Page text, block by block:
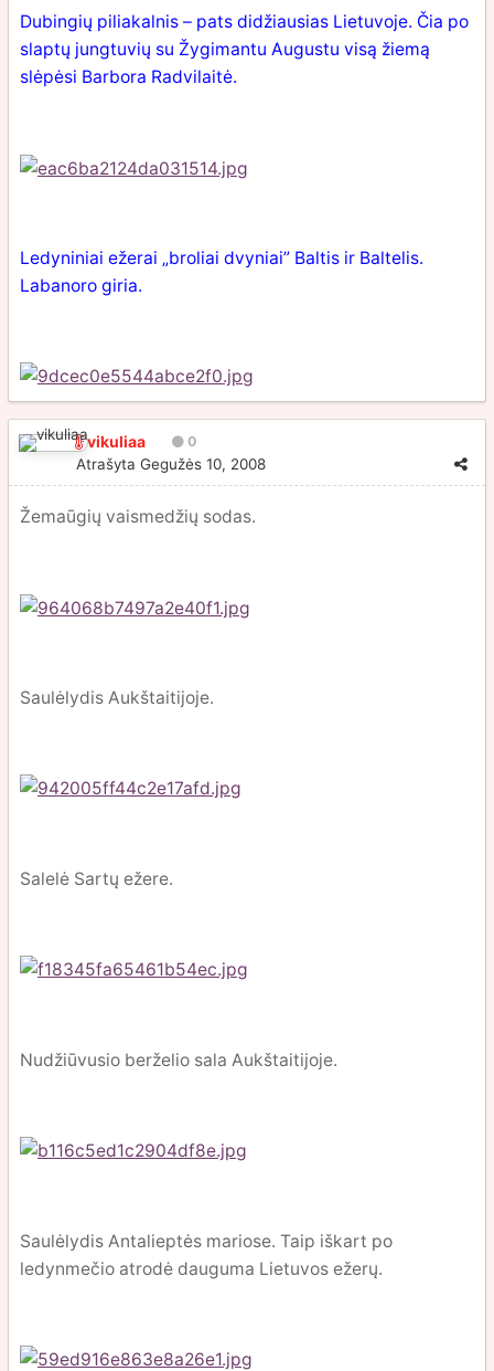
Dubingių piliakalnis – pats didžiausias Lietuvoje. Čia po
slaptų jungtuvių su Žygimantu Augustu visą žiemą
slėpėsi Barbora Radvilaitė.
Ledyniniai ežerai „broliai dvyniai” Baltis ir Baltelis.
Labanoro giria.
vikuliaa 0
Atrašyta Gegužės 10, 2008
Žemaūgių vaismedžių sodas.
Saulėlydis Aukštaitijoje.
Salelė Sartų ežere.
Nudžiūvusio berželio sala Aukštaitijoje.
Saulėlydis Antalieptės mariose. Taip iškart po
ledynmečio atrodė dauguma Lietuvos ežerų.